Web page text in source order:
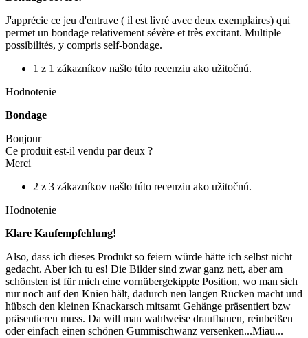
J'apprécie ce jeu d'entrave ( il est livré avec deux exemplaires) qui
permet un bondage relativement sévère et très excitant. Multiple
possibilités, y compris self-bondage.
1 z 1 zákazníkov našlo túto recenziu ako užitočnú.
Hodnotenie
Bondage
Bonjour
Ce produit est-il vendu par deux ?
Merci
2 z 3 zákazníkov našlo túto recenziu ako užitočnú.
Hodnotenie
Klare Kaufempfehlung!
Also, dass ich dieses Produkt so feiern würde hätte ich selbst nicht
gedacht. Aber ich tu es! Die Bilder sind zwar ganz nett, aber am
schönsten ist für mich eine vornübergekippte Position, wo man sich
nur noch auf den Knien hält, dadurch nen langen Rücken macht und
hübsch den kleinen Knackarsch mitsamt Gehänge präsentiert bzw
präsentieren muss. Da will man wahlweise draufhauen, reinbeißen
oder einfach einen schönen Gummischwanz versenken...Miau...